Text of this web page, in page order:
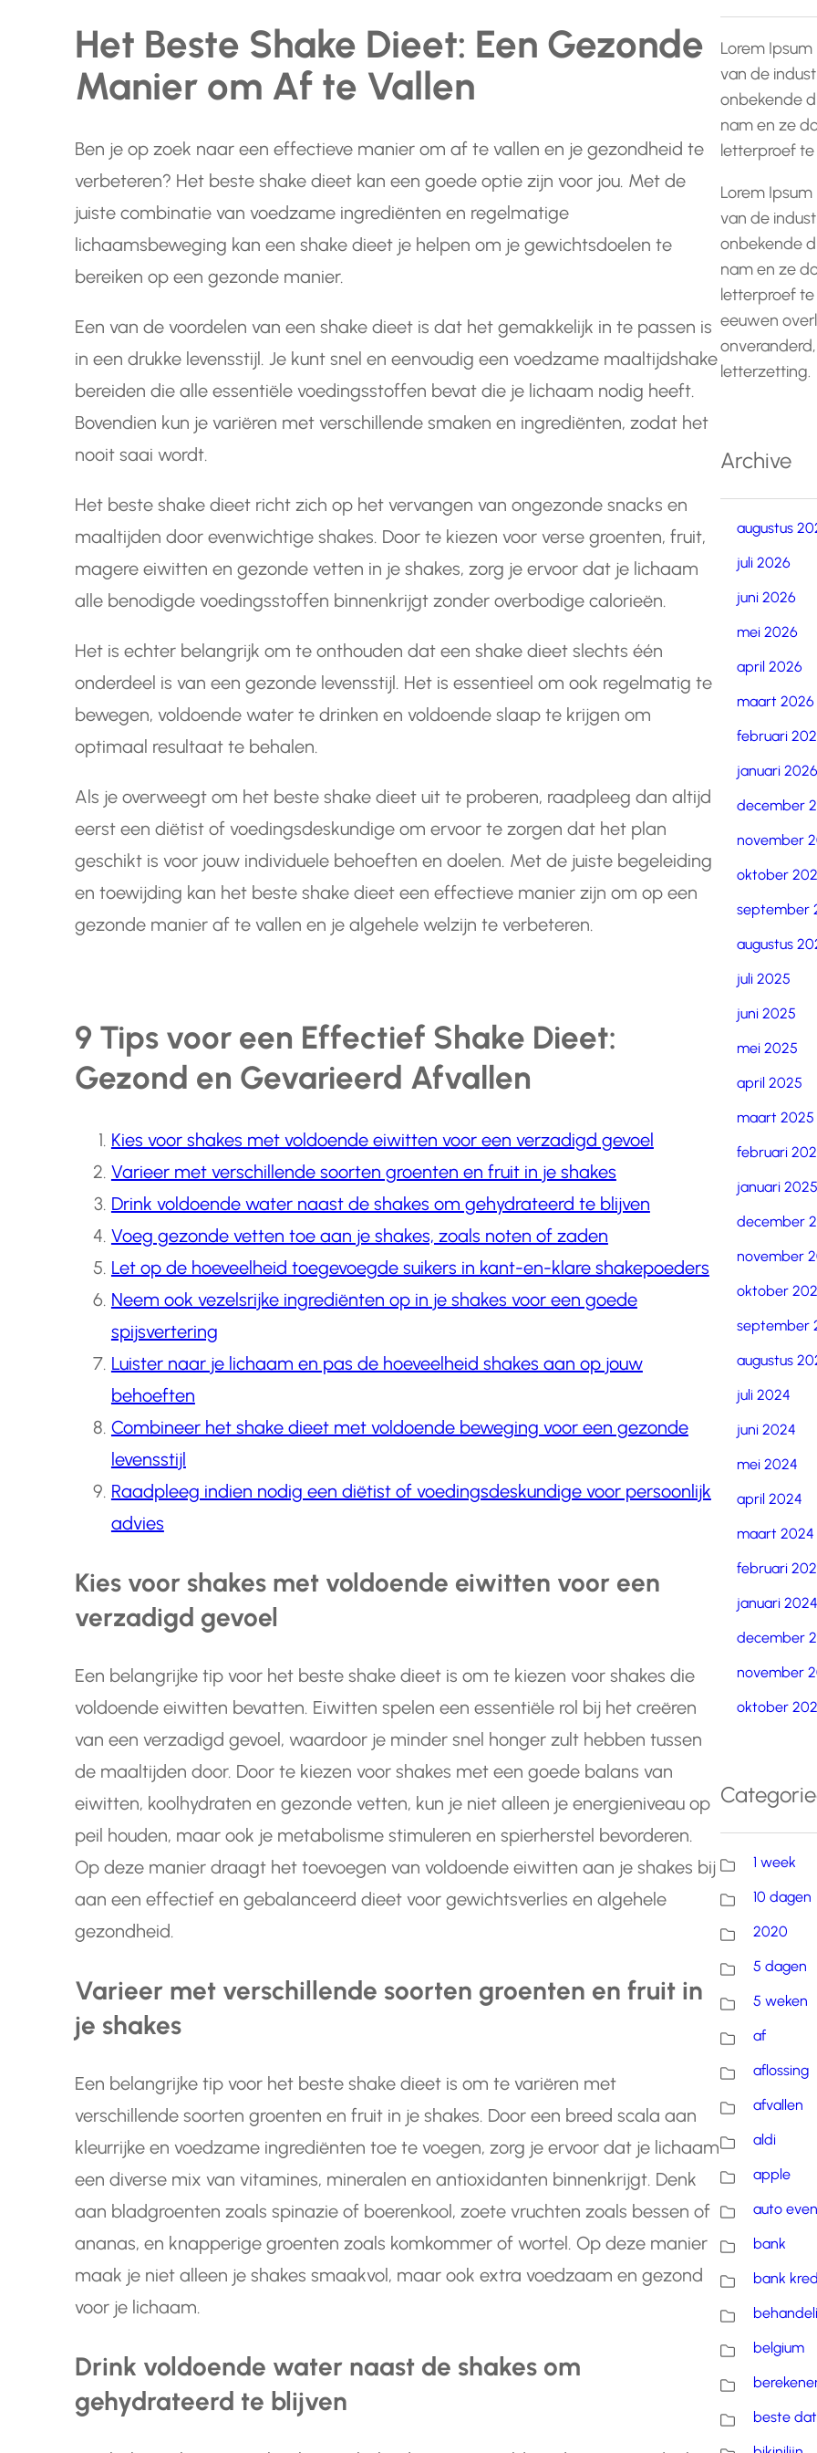
Het Beste Shake Dieet: Een Gezonde
Manier om Af te Vallen
Ben je op zoek naar een effectieve manier om af te vallen en je gezondheid te
verbeteren? Het beste shake dieet kan een goede optie zijn voor jou. Met de
juiste combinatie van voedzame ingrediënten en regelmatige
lichaamsbeweging kan een shake dieet je helpen om je gewichtsdoelen te
bereiken op een gezonde manier.
Een van de voordelen van een shake dieet is dat het gemakkelijk in te passen is
in een drukke levensstijl. Je kunt snel en eenvoudig een voedzame maaltijdshake
bereiden die alle essentiële voedingsstoffen bevat die je lichaam nodig heeft.
Bovendien kun je variëren met verschillende smaken en ingrediënten, zodat het
nooit saai wordt.
Het beste shake dieet richt zich op het vervangen van ongezonde snacks en
maaltijden door evenwichtige shakes. Door te kiezen voor verse groenten, fruit,
magere eiwitten en gezonde vetten in je shakes, zorg je ervoor dat je lichaam
alle benodigde voedingsstoffen binnenkrijgt zonder overbodige calorieën.
Het is echter belangrijk om te onthouden dat een shake dieet slechts één
onderdeel is van een gezonde levensstijl. Het is essentieel om ook regelmatig te
bewegen, voldoende water te drinken en voldoende slaap te krijgen om
optimaal resultaat te behalen.
Als je overweegt om het beste shake dieet uit te proberen, raadpleeg dan altijd
eerst een diëtist of voedingsdeskundige om ervoor te zorgen dat het plan
geschikt is voor jouw individuele behoeften en doelen. Met de juiste begeleiding
en toewijding kan het beste shake dieet een effectieve manier zijn om op een
gezonde manier af te vallen en je algehele welzijn te verbeteren.
9 Tips voor een Effectief Shake Dieet:
Gezond en Gevarieerd Afvallen
Kies voor shakes met voldoende eiwitten voor een verzadigd gevoel
Varieer met verschillende soorten groenten en fruit in je shakes
Drink voldoende water naast de shakes om gehydrateerd te blijven
Voeg gezonde vetten toe aan je shakes, zoals noten of zaden
Let op de hoeveelheid toegevoegde suikers in kant-en-klare shakepoeders
Neem ook vezelsrijke ingrediënten op in je shakes voor een goede
spijsvertering
Luister naar je lichaam en pas de hoeveelheid shakes aan op jouw
behoeften
Combineer het shake dieet met voldoende beweging voor een gezonde
levensstijl
Raadpleeg indien nodig een diëtist of voedingsdeskundige voor persoonlijk
advies
Kies voor shakes met voldoende eiwitten voor een
verzadigd gevoel
Een belangrijke tip voor het beste shake dieet is om te kiezen voor shakes die
voldoende eiwitten bevatten. Eiwitten spelen een essentiële rol bij het creëren
van een verzadigd gevoel, waardoor je minder snel honger zult hebben tussen
de maaltijden door. Door te kiezen voor shakes met een goede balans van
eiwitten, koolhydraten en gezonde vetten, kun je niet alleen je energieniveau op
peil houden, maar ook je metabolisme stimuleren en spierherstel bevorderen.
Op deze manier draagt het toevoegen van voldoende eiwitten aan je shakes bij
aan een effectief en gebalanceerd dieet voor gewichtsverlies en algehele
gezondheid.
Varieer met verschillende soorten groenten en fruit in
je shakes
Een belangrijke tip voor het beste shake dieet is om te variëren met
verschillende soorten groenten en fruit in je shakes. Door een breed scala aan
kleurrijke en voedzame ingrediënten toe te voegen, zorg je ervoor dat je lichaam
een diverse mix van vitamines, mineralen en antioxidanten binnenkrijgt. Denk
aan bladgroenten zoals spinazie of boerenkool, zoete vruchten zoals bessen of
ananas, en knapperige groenten zoals komkommer of wortel. Op deze manier
maak je niet alleen je shakes smaakvol, maar ook extra voedzaam en gezond
voor je lichaam.
Drink voldoende water naast de shakes om
gehydrateerd te blijven
Lorem
van de
onbekende
nam en ze
letterproef te
Lorem
van de
onbekende
nam en ze
letterproef te
eeuwen
letterzetting.
Archive
augustus
juli 2026
juni 2026
mei 2026
april 2026
maart 2026
februari
januari 2026
december
november
oktober
september
augustus
juli 2025
juni 2025
mei 2025
april 2025
maart 2025
februari
januari 2025
december
november
oktober
september
augustus
juli 2024
juni 2024
mei 2024
april 2024
maart 2024
februari
januari 2024
december
november
oktober
1 week
10 dagen
2020
5 dagen
5 weken
af
aflossing
afvallen
aldi
apple
auto
bank
bank
belgium
beste